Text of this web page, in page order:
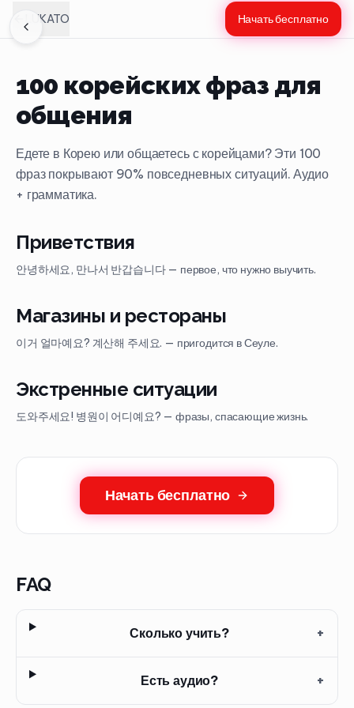
LUKATO Начать бесплатно
100 корейских фраз для
общения
Едете в Корею или общаетесь с корейцами? Эти 100
фраз покрывают 90% повседневных ситуаций. Аудио
+ грамматика.
Приветствия
안녕하세요, 만나서 반갑습니다 — первое, что нужно выучить.
Магазины и рестораны
이거 얼마예요? 계산해 주세요. — пригодится в Сеуле.
Экстренные ситуации
도와주세요! 병원이 어디예요? — фразы, спасающие жизнь.
Начать бесплатно
FAQ
Сколько учить? +
Есть аудио? +